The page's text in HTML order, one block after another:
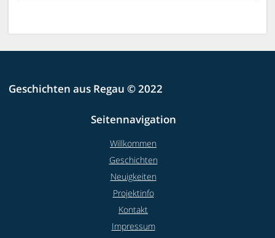
Geschichten aus Regau © 2022
Seitennavigation
Willkommen
Geschichten
Neuigkeiten
Projektinfo
Kontakt
Impressum